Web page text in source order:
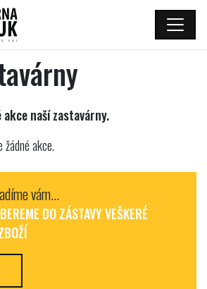
naší zastavárny.
žádné akce.
vám...
DO ZÁSTAVY VEŠKERÉ